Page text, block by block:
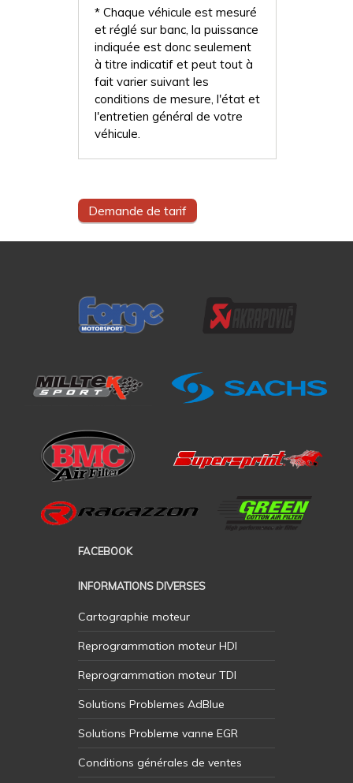
* Chaque véhicule est mesuré
et réglé sur banc, la puissance
indiquée est donc seulement
à titre indicatif et peut tout à
fait varier suivant les
conditions de mesure, l'état et
l'entretien général de votre
véhicule.
Demande de tarif
FACEBOOK
INFORMATIONS DIVERSES
Cartographie moteur
Reprogrammation moteur HDI
Reprogrammation moteur TDI
Solutions Problemes AdBlue
Solutions Probleme vanne EGR
Conditions générales de ventes